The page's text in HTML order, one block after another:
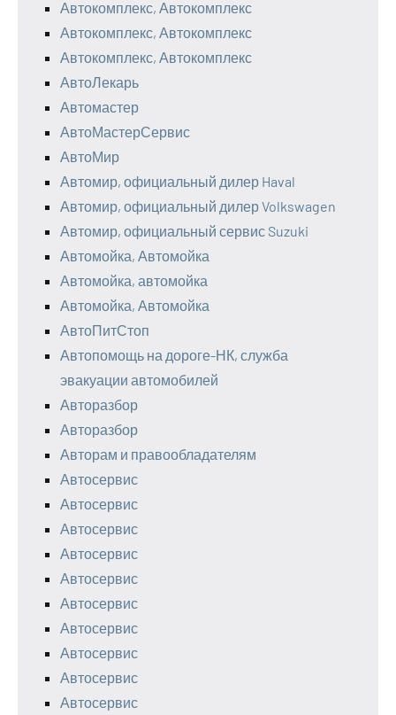
Автокомплекс, Автокомплекс
Автокомплекс, Автокомплекс
Автокомплекс, Автокомплекс
АвтоЛекарь
Автомастер
АвтоМастерСервис
АвтоМир
Автомир, официальный дилер Haval
Автомир, официальный дилер Volkswagen
Автомир, официальный сервис Suzuki
Автомойка, Автомойка
Автомойка, автомойка
Автомойка, Автомойка
АвтоПитСтоп
Автопомощь на дороге-НК, служба
эвакуации автомобилей
Авторазбор
Авторазбор
Авторам и правообладателям
Автосервис
Автосервис
Автосервис
Автосервис
Автосервис
Автосервис
Автосервис
Автосервис
Автосервис
Автосервис